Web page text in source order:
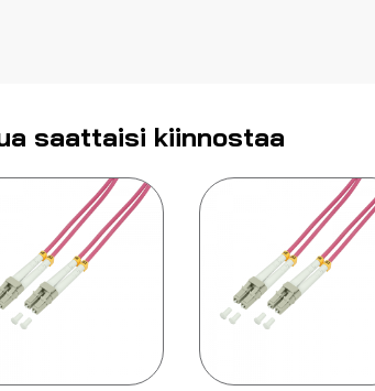
saattaisi kiinnostaa